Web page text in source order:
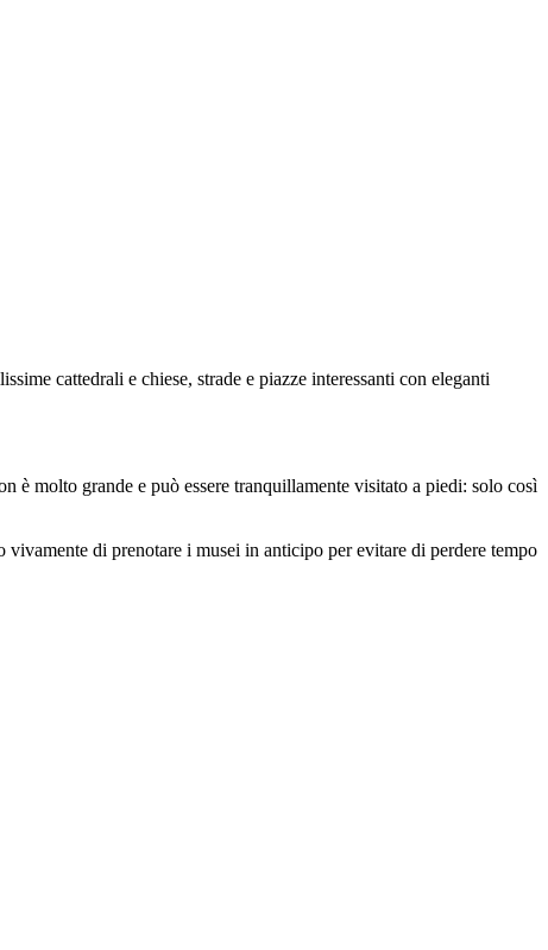
cattedrali e chiese, strade e piazze interessanti con eleganti
è molto grande e può essere tranquillamente visitato a piedi: solo così
di prenotare i musei in anticipo per evitare di perdere tempo